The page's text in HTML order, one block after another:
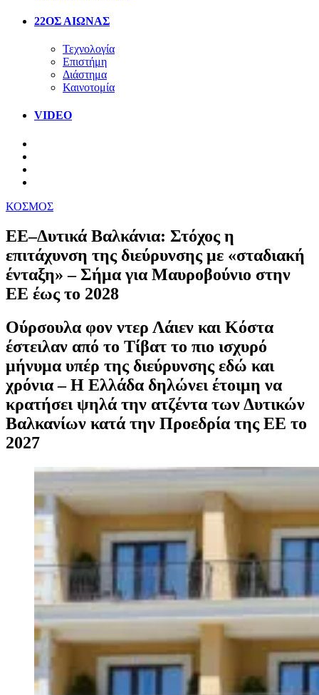
22ΟΣ ΑΙΩΝΑΣ
Τεχνολογία
Επιστήμη
Διάστημα
Καινοτομία
VIDEO
ΚΟΣΜΟΣ
ΕΕ–Δυτικά Βαλκάνια: Στόχος η
επιτάχυνση της διεύρυνσης με «σταδιακή
ένταξη» – Σήμα για Μαυροβούνιο στην
ΕΕ έως το 2028
Ούρσουλα φον ντερ Λάιεν και Κόστα
έστειλαν από το Τίβατ το πιο ισχυρό
μήνυμα υπέρ της διεύρυνσης εδώ και
χρόνια – Η Ελλάδα δηλώνει έτοιμη να
κρατήσει ψηλά την ατζέντα των Δυτικών
Βαλκανίων κατά την Προεδρία της ΕΕ το
2027